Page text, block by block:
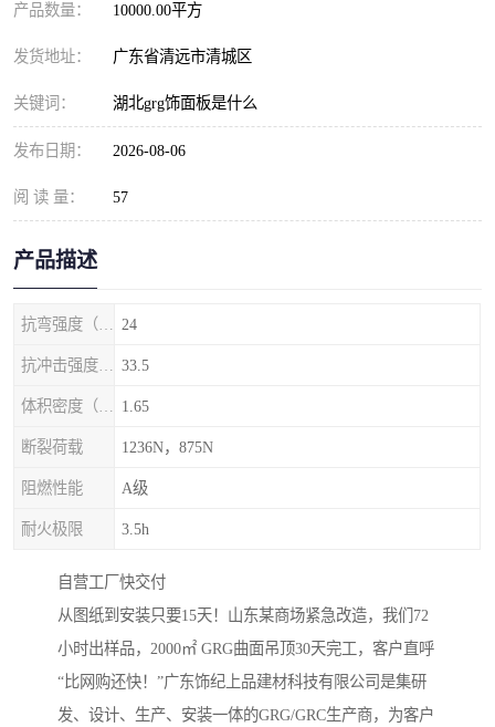
产品数量： 10000.00平方
发货地址： 广东省清远市清城区
关键词： 湖北grg饰面板是什么
发布日期： 2026-08-06
阅 读 量： 57
产品描述
24
33.5
1.65
断裂荷载 1236N，875N
阻燃性能 A级
耐火极限 3.5h
自营工厂快交付‌
从图纸到安装只要15天！山东某商场紧急改造，我们72
小时出样品，2000㎡ GRG曲面吊顶30天完工，客户直呼
“比网购还快！”广东饰纪上品建材科技有限公司是集研
发、设计、生产、安装一体的GRG/GRC生产商，为客户